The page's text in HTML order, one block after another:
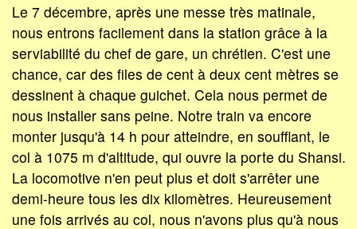
Le 7 décembre, après une messe très matinale,
nous entrons facilement dans la station grâce à la
serviabilité du chef de gare, un chrétien. C'est une
chance, car des files de cent à deux cent mètres se
dessinent à chaque guichet. Cela nous permet de
nous installer sans peine. Notre train va encore
monter jusqu'à 14 h pour atteindre, en soufflant, le
col à 1075 m d'altitude, qui ouvre la porte du Shansi.
La locomotive n'en peut plus et doit s'arrêter une
demi-heure tous les dix kilomètres. Heureusement
une fois arrivés au col, nous n'avons plus qu'à nous